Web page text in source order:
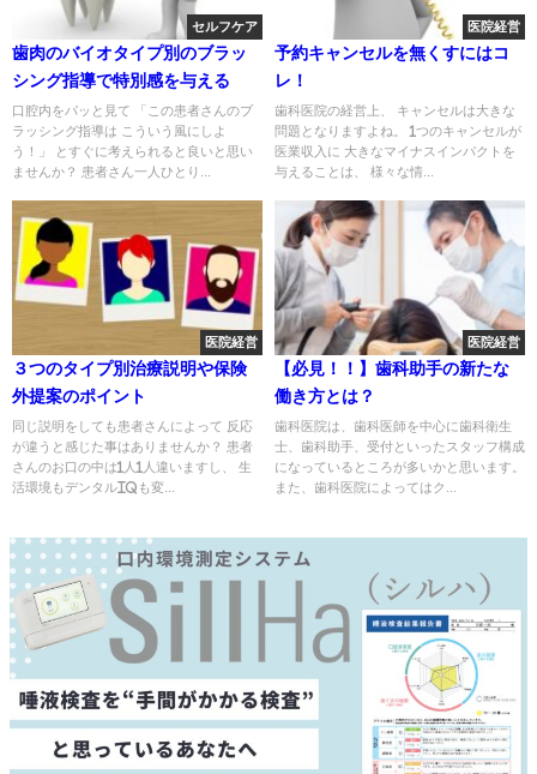
セルフケア
歯肉のバイオタイプ別のブラッ
シング指導で特別感を与える
口腔内をパッと見て 「この患者さんのブ
ラッシング指導は こういう風にしよ
う！」 とすぐに考えられると良いと思い
ませんか？ 患者さん一人ひとり...
医院経営
予約キャンセルを無くすにはコ
レ！
歯科医院の経営上、 キャンセルは大きな
問題となりますよね。 1つのキャンセルが
医業収入に 大きなマイナスインパクトを
与えることは、 様々な情...
医院経営
３つのタイプ別治療説明や保険
外提案のポイント
同じ説明をしても患者さんによって 反応
が違うと感じた事はありませんか？ 患者
さんのお口の中は1人1人違いますし、 生
活環境もデンタルIQも変...
医院経営
【必見！！】歯科助手の新たな
働き方とは？
歯科医院は、歯科医師を中心に歯科衛生
士、歯科助手、受付といったスタッフ構成
になっているところが多いかと思います。
また、歯科医院によってはク...